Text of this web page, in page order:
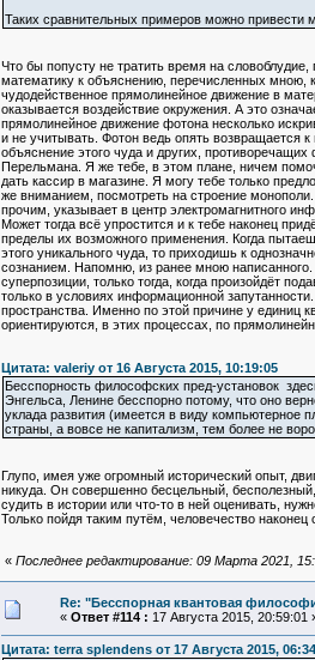
Таких сравнительных примеров можно привести
Что бы попусту не тратить время на
математику к объяснению, перечисленных мною,
чудодейственное прямолинейное движение в
оказывается воздействие окружения. А это
прямолинейное движение фотона несколько
и не учитывать. Фотон ведь опять возвращается
объяснение этого чуда и других,
Перельмана. Я же тебе, в этом плане, ничем
дать кассир в магазине. Я могу тебе только
же вниманием, посмотреть на строение
прочим, указывает в центр электромагнитного
Может тогда всё упростится и к тебе наконец
пределы их возможного применения. Когда
этого уникального чуда, то приходишь к
сознанием. Напомню, из ранее мною написанного.
суперпозиции, только тогда, когда произойдёт
только в условиях информационной
пространства. Именно по этой причине у единиц
ориентируются, в этих процессах, по
Цитата: valeriy от 16 Августа 2015, 10:19:05
Бесспорность философских пред-установок
Энгельса, Ленине бесспорно потому, что оно
уклада развития (имеется в виду компьютерное
страны, а вовсе не капитализм, тем более не
Глупо, имея уже огромный исторический опыт,
никуда. Он совершенно бесцельный,
судить в истории или что-то в ней оценивать,
Только пойдя таким путём, человечество
« Последнее редактирование: 09 Марта 2021,
Re: "Бесспорная квантовая
« Ответ #114 : 17 Августа 2015, 20:59:01
Цитата: terra splendens от 17 Августа 2015,